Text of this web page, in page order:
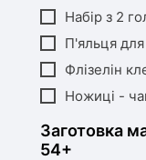
Набір з 2
П'яльця
Флізелін
Ножиці -
Заготовка
54+